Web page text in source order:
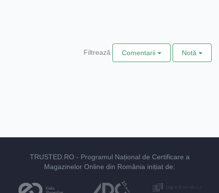
Filtrează Comentarii Notă
TRUSTED.RO - Programul Național de Certificare a
Magazinelor Online din România inițiat de: